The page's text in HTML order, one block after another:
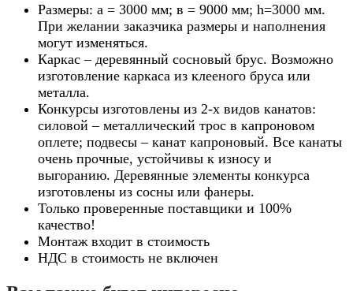
Размеры: а = 3000 мм; в = 9000 мм; h=3000 мм.
При желании заказчика размеры и наполнения
могут изменяться.
Каркас – деревянный сосновый брус. Возможно
изготовление каркаса из клееного бруса или
металла.
Конкурсы изготовлены из 2-х видов канатов:
силовой – металлический трос в капроновом
оплете; подвесы – канат капроновый. Все канаты
очень прочные, устойчивы к износу и
выгоранию. Деревянные элементы конкурса
изготовлены из сосны или фанеры.
Только проверенные поставщики и 100%
качество!
Монтаж входит в стоимость
НДС в стоимость не включен